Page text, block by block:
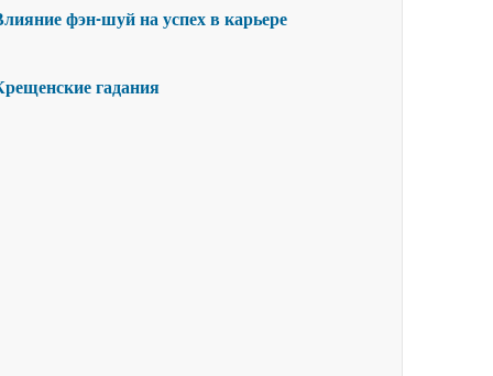
фэн-шуй на успех в карьере
гадания